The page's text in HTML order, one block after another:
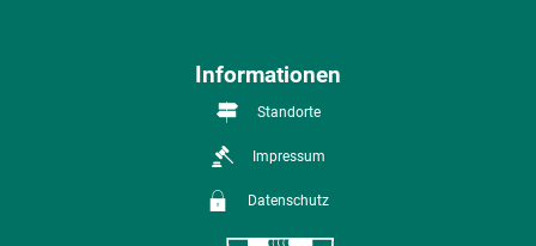
Informationen
Standorte
Impressum
Datenschutz